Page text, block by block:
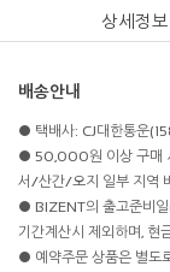
상세정보
배송안내
● 택배사: CJ대한통운
● 50,000원 이상 구매
서/산간/오지 일부 지역
● BIZENT의 출고준비일
기간계산시 제외하며, 현
● 예약주문 상품은 별도